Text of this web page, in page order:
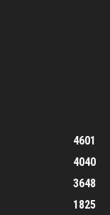
4601
4040
3648
1825